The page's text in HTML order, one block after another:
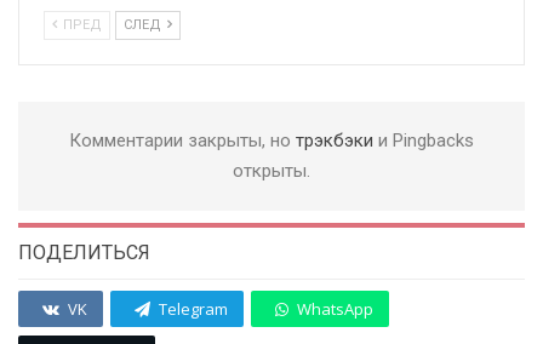
ПРЕД СЛЕД
Комментарии закрыты, но трэкбэки и Pingbacks
открыты.
ПОДЕЛИТЬСЯ
VK Telegram WhatsApp